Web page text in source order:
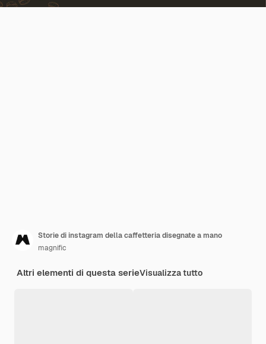
Storie di instagram della caffetteria disegnate a mano
magnific
Altri elementi di questa serieVisualizza tutto